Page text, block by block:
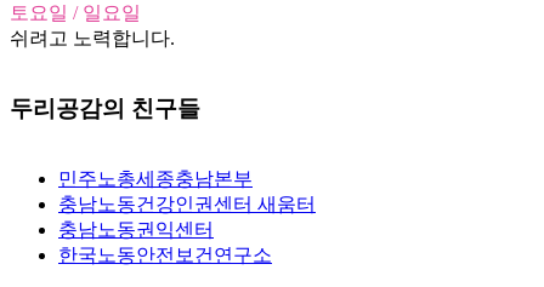
토요일 / 일요일
쉬려고 노력합니다.
두리공감의 친구들
민주노총세종충남본부
충남노동건강인권센터 새움터
충남노동권익센터
한국노동안전보건연구소